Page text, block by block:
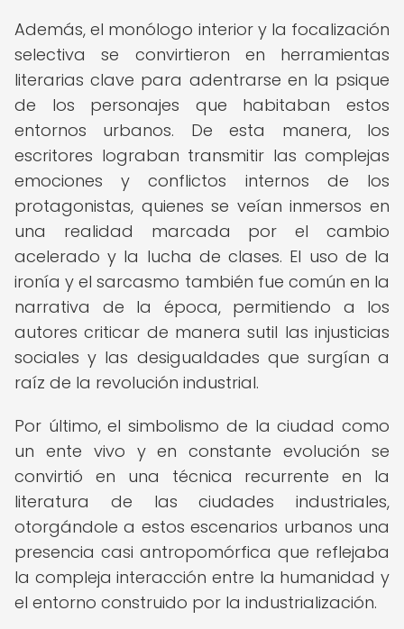
Además, el monólogo interior y la focalización
selectiva se convirtieron en herramientas
literarias clave para adentrarse en la psique
de los personajes que habitaban estos
entornos urbanos. De esta manera, los
escritores lograban transmitir las complejas
emociones y conflictos internos de los
protagonistas, quienes se veían inmersos en
una realidad marcada por el cambio
acelerado y la lucha de clases. El uso de la
ironía y el sarcasmo también fue común en la
narrativa de la época, permitiendo a los
autores criticar de manera sutil las injusticias
sociales y las desigualdades que surgían a
raíz de la revolución industrial.
Por último, el simbolismo de la ciudad como
un ente vivo y en constante evolución se
convirtió en una técnica recurrente en la
literatura de las ciudades industriales,
otorgándole a estos escenarios urbanos una
presencia casi antropomórfica que reflejaba
la compleja interacción entre la humanidad y
el entorno construido por la industrialización.